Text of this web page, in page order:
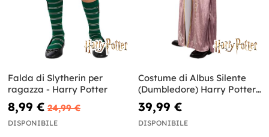
Falda di Slytherin per
ragazza - Harry Potter
8,99 € 24,99 €
DISPONIBILE
Costume di Albus Silente
(Dumbledore) Harry Potter
per bambini
39,99 €
DISPONIBILE